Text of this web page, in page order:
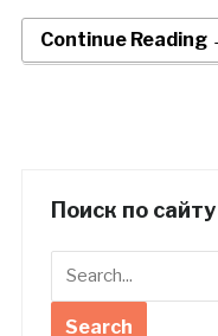
Continue Reading
Поиск по сайту